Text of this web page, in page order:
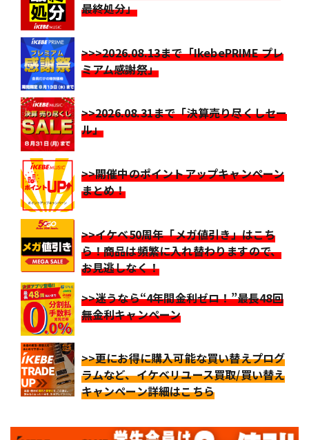
最終処分」
>>>2026.08.13まで「IkebePRIME プレ
ミアム感謝祭」
>>2026.08.31まで「決算売り尽くしセー
ル」
>>開催中のポイントアップキャンペーン
まとめ！
>>イケベ50周年「メガ値引き」はこち
ら！商品は頻繁に入れ替わりますので、
お見逃しなく！
>>迷うなら“4年間金利ゼロ！”最長48回
無金利キャンペーン
>>更にお得に購入可能な買い替えプログ
ラムなど、イケベリユース買取/買い替え
キャンペーン詳細はこちら